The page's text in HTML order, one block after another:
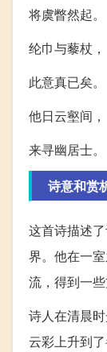
将虞瞥然起。
纶巾与藜杖，
此意真已矣。
他日云壑间，
来寻幽居士。
诗意和赏
这首诗描述
界。他在一
流，得到一
诗人在清晨
云彩上升到